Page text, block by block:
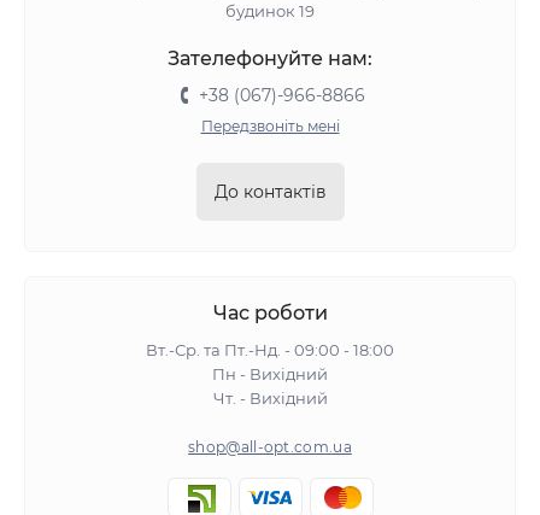
будинок 19
Зателефонуйте нам:
+38 (067)-966-8866
Передзвоніть мені
До контактів
Час роботи
Вт.-Ср. та Пт.-Нд. - 09:00 - 18:00
Пн - Вихідний
Чт. - Вихідний
shop@all-opt.com.ua